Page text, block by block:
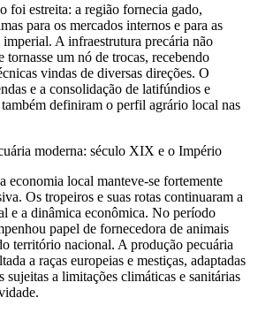
foi estreita: a região fornecia gado,
para os mercados internos e para as
imperial. A infraestrutura precária não
tornasse um nó de trocas, recebendo
vindas de diversas direções. O
e a consolidação de latifúndios e
definiram o perfil agrário local nas
moderna: século XIX e o Império
economia local manteve-se fortemente
Os tropeiros e suas rotas continuaram a
e a dinâmica econômica. No período
papel de fornecedora de animais
território nacional. A produção pecuária
a raças europeias e mestiças, adaptadas
sujeitas a limitações climáticas e sanitárias